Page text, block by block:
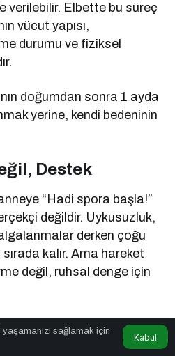
verilebilir. Elbette bu süreç
vücut yapısı,
durumu ve fiziksel
doğumdan sonra 1 ayda
yerine, kendi bedeninin
Destek
“Hadi spora başla!”
değildir. Uykusuzluk,
derken çoğu
kalır. Ama hareket
değil, ruhsal denge için
sağlamak için
Kabul